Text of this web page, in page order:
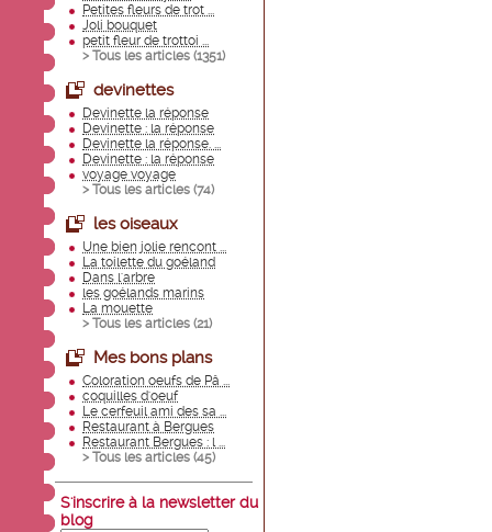
Petites fleurs de trot ...
Joli bouquet
petit fleur de trottoi ...
> Tous les articles (1351)
devinettes
Devinette la réponse
Devinette : la réponse
Devinette la réponse. ...
Devinette : la réponse
voyage voyage
> Tous les articles (74)
les oiseaux
Une bien jolie rencont ...
La toilette du goéland
Dans l'arbre
les goélands marins
La mouette
> Tous les articles (21)
Mes bons plans
Coloration oeufs de Pâ ...
coquilles d'oeuf
Le cerfeuil ami des sa ...
Restaurant à Bergues
Restaurant Bergues : l ...
> Tous les articles (45)
S'inscrire à la newsletter du
blog